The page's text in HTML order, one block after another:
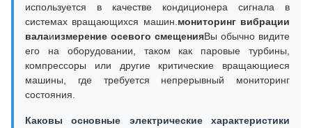
используется в качестве кондиционера сигнала в
системах вращающихся машин. мониторинг вибрации
валаиизмерение осевого смещенияВы обычно видите
его на оборудовании, таком как паровые турбины,
компрессоры или другие критические вращающиеся
машины, где требуется непрерывный мониторинг
состояния.
Каковы основные электрические характеристики